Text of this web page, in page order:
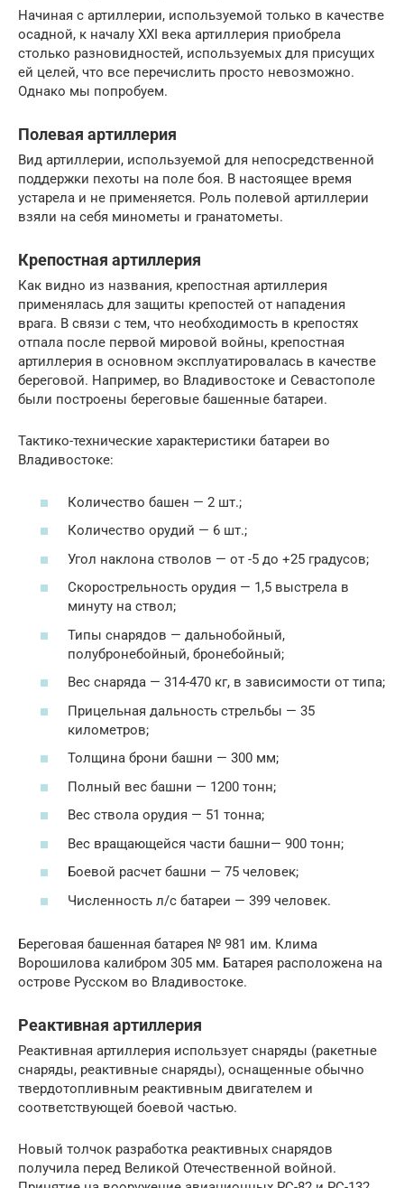
Начиная с артиллерии, используемой только в качестве
осадной, к началу XXI века артиллерия приобрела
столько разновидностей, используемых для присущих
ей целей, что все перечислить просто невозможно.
Однако мы попробуем.
Полевая артиллерия
Вид артиллерии, используемой для непосредственной
поддержки пехоты на поле боя. В настоящее время
устарела и не применяется. Роль полевой артиллерии
взяли на себя минометы и гранатометы.
Крепостная артиллерия
Как видно из названия, крепостная артиллерия
применялась для защиты крепостей от нападения
врага. В связи с тем, что необходимость в крепостях
отпала после первой мировой войны, крепостная
артиллерия в основном эксплуатировалась в качестве
береговой. Например, во Владивостоке и Севастополе
были построены береговые башенные батареи.
Тактико-технические характеристики батареи во
Владивостоке:
Количество башен — 2 шт.;
Количество орудий — 6 шт.;
Угол наклона стволов — от -5 до +25 градусов;
Скорострельность орудия — 1,5 выстрела в
минуту на ствол;
Типы снарядов — дальнобойный,
полубронебойный, бронебойный;
Вес снаряда — 314-470 кг, в зависимости от типа;
Прицельная дальность стрельбы — 35
километров;
Толщина брони башни — 300 мм;
Полный вес башни — 1200 тонн;
Вес ствола орудия — 51 тонна;
Вес вращающейся части башни— 900 тонн;
Боевой расчет башни — 75 человек;
Численность л/с батареи — 399 человек.
Береговая башенная батарея № 981 им. Клима
Ворошилова калибром 305 мм. Батарея расположена на
острове Русском во Владивостоке.
Реактивная артиллерия
Реактивная артиллерия использует снаряды (ракетные
снаряды, реактивные снаряды), оснащенные обычно
твердотопливным реактивным двигателем и
соответствующей боевой частью.
Новый толчок разработка реактивных снарядов
получила перед Великой Отечественной войной.